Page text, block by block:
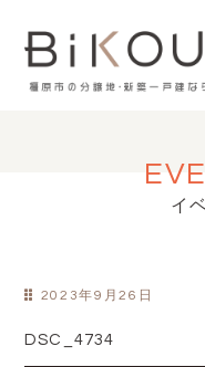
イ
2023年9月26日
DSC_4734